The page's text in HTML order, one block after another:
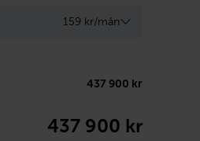
159 kr/mån
437 900 kr
437 900 kr